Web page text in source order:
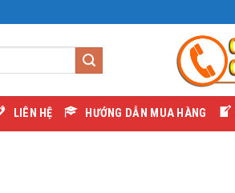
LIÊN HỆ HƯỚNG DẪN MUA HÀNG